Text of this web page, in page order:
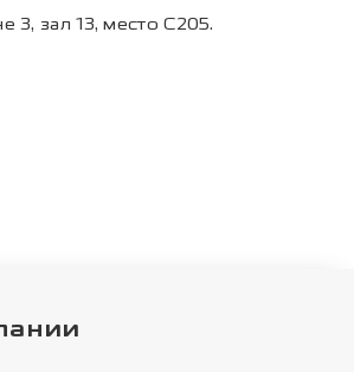
3, зал 13, место С205.